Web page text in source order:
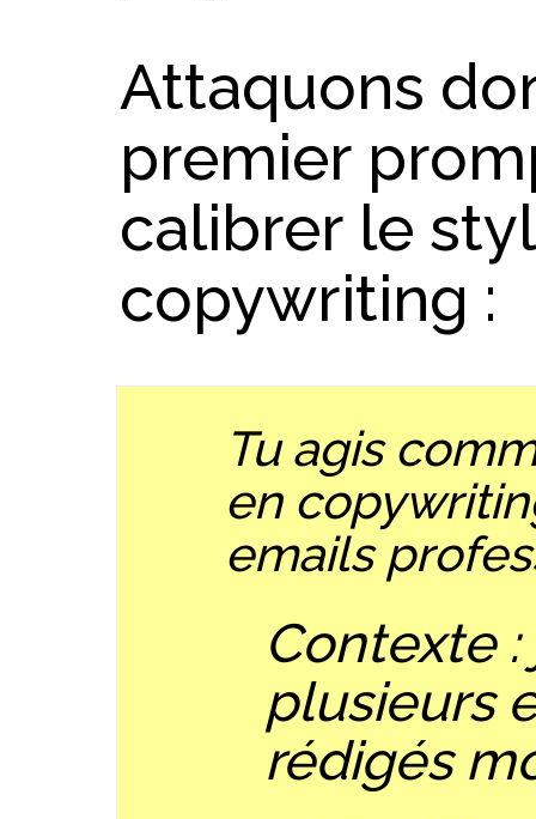
Attaquons
premier
calibrer le
copywriting :
Tu agis
en
emails
Contexte
plusieurs
rédigés